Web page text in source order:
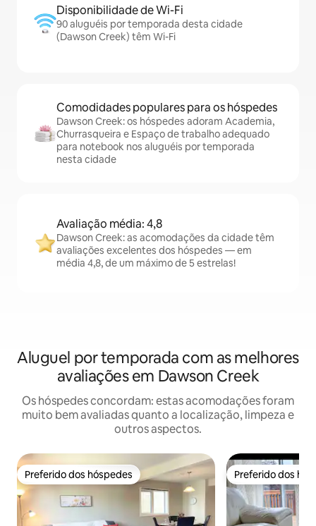
Disponibilidade de Wi-Fi
90 aluguéis por temporada desta cidade
(Dawson Creek) têm Wi-Fi
Comodidades populares para os hóspedes
Dawson Creek: os hóspedes adoram Academia,
Churrasqueira e Espaço de trabalho adequado
para notebook nos aluguéis por temporada
nesta cidade
Avaliação média: 4,8
Dawson Creek: as acomodações da cidade têm
avaliações excelentes dos hóspedes — em
média 4,8, de um máximo de 5 estrelas!
Aluguel por temporada com as melhores
avaliações em Dawson Creek
Os hóspedes concordam: estas acomodações foram
muito bem avaliadas quanto a localização, limpeza e
outros aspectos.
Preferido dos hóspedes
Preferido dos hóspedes Preferido dos
Preferido dos